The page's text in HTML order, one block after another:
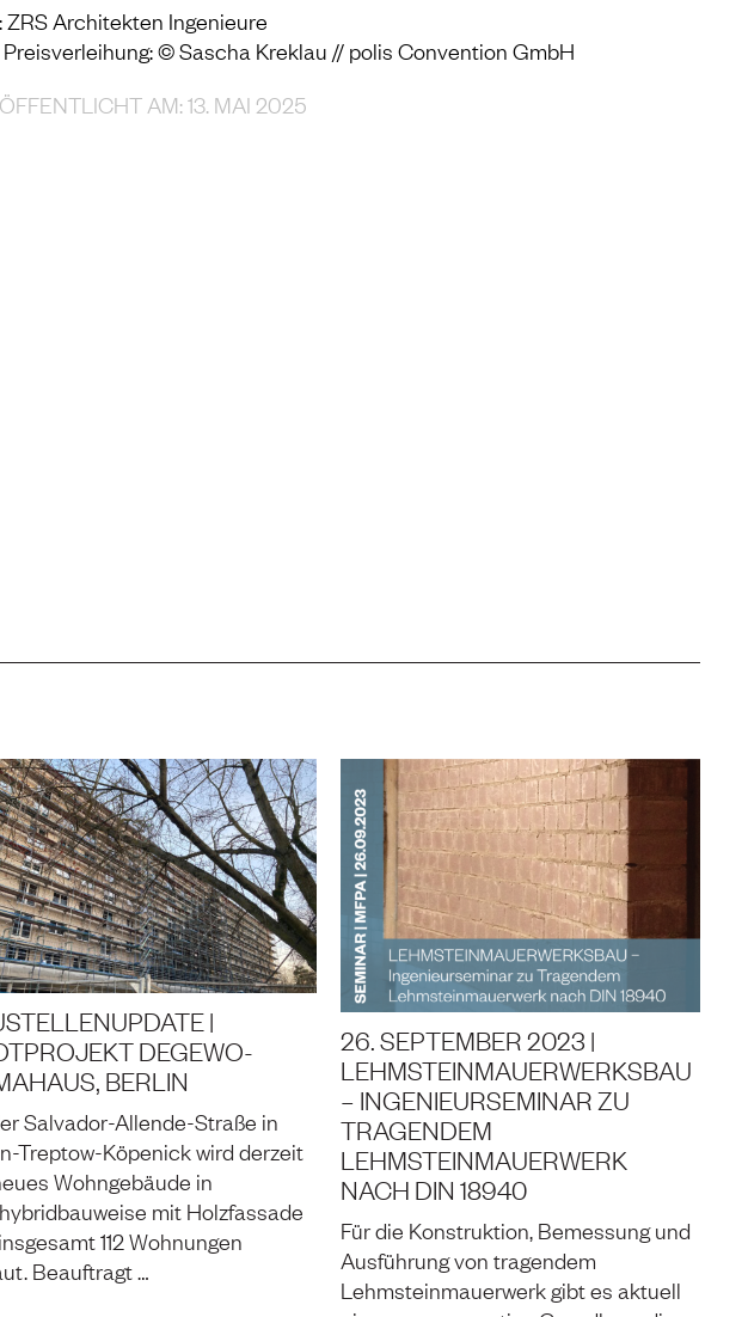
ZRS Architekten Ingenieure
Preisverleihung: © Sascha Kreklau // polis Convention GmbH
AM: 13. MAI 2025
|
DEGEWO-
BERLIN
Salvador-Allende-Straße in
Treptow-Köpenick wird derzeit
Wohngebäude in
mit Holzfassade
112 Wohnungen
Beauftragt …
26. SEPTEMBER 2023 |
LEHMSTEINMAUERWERKSBAU
– INGENIEURSEMINAR ZU
TRAGENDEM
LEHMSTEINMAUERWERK
NACH DIN 18940
Für die Konstruktion, Bemessung und
Ausführung von tragendem
Lehmsteinmauerwerk gibt es aktuell